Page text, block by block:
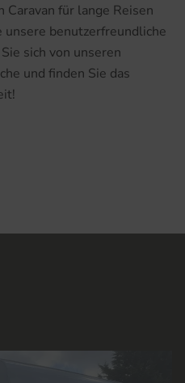
für lange Reisen
unsere benutzerfreundliche
sich von unseren
und finden Sie das